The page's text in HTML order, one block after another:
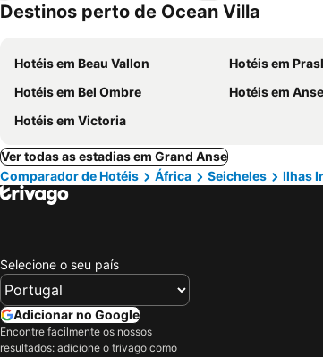
Destinos perto de Ocean Villa
Hotéis em Beau Vallon Hotéis em
Hotéis em Bel Ombre
Hotéis em
Hotéis em Victoria
Ver todas as estadias em Grand Anse
Comparador de Hotéis
África Seicheles Ilhas
Selecione o seu país
Adicionar no Google
Encontre facilmente os nossos
resultados: adicione o trivago como